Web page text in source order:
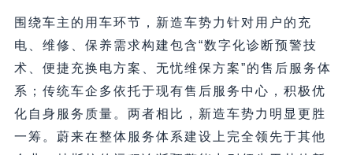
围绕车主的用车环节，新造车势力针对用户的充
电、维修、保养需求构建包含“数字化诊断预警技
术、便捷充换电方案、无忧维保方案”的售后服务体
系；传统车企多依托于现有售后服务中心，积极优
化自身服务质量。两者相比，新造车势力明显更胜
一筹。蔚来在整体服务体系建设上完全领先于其他